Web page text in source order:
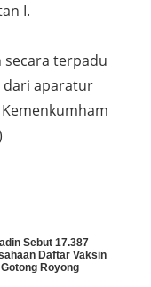
I.
secara terpadu
dari aparatur
Sebut 17.387
Daftar Vaksin
Gotong Royong